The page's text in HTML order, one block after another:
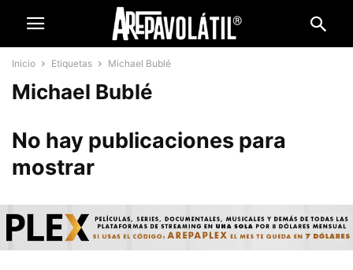
Inicio Etiquetas Michael Bublé
Michael Bublé
No hay publicaciones para
mostrar